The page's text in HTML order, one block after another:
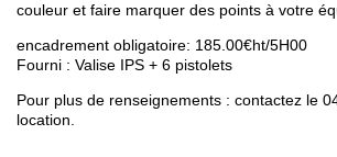
couleur et faire marquer des points à votre
encadrement obligatoire: 185.00€ht/5H00
Fourni : Valise IPS + 6 pistolets
Pour plus de renseignements : contactez le
location.